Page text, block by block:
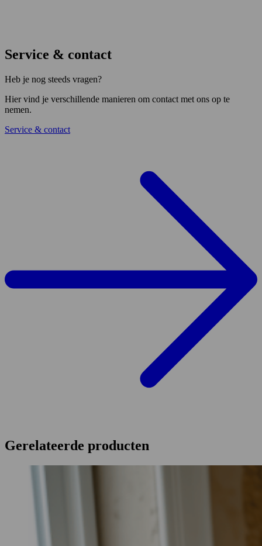
Service & contact
Heb je nog steeds vragen?
Hier vind je verschillende manieren om contact met ons op te
nemen.
Service & contact
Gerelateerde producten